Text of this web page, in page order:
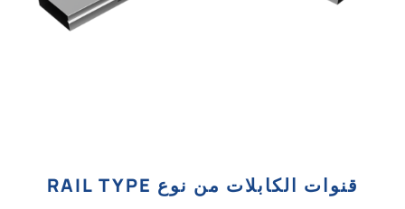
قنوات الكابلات من نوع RAIL TYPE